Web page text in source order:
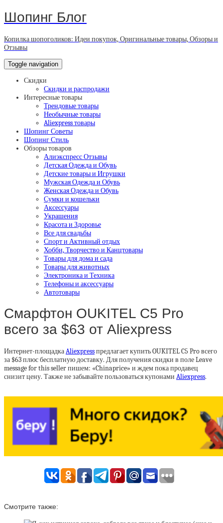
Шопинг Блог
Копилка шопоголиков: Идеи покупок, Оригинальные товары, Обзоры и
Отзывы
Toggle navigation
Скидки
Скидки и распродажи
Интересные товары
Трендовые товары
Необычные товары
Aliexpress товары
Шопинг Советы
Шопинг Стиль
Обзоры товаров
Алиэкспресс Отзывы
Детская Одежда и Обувь
Детские товары и Игрушки
Мужская Одежда и Обувь
Женская Одежда и Обувь
Сумки и кошельки
Аксессуары
Украшения
Красота и Здоровье
Все для свадьбы
Спорт и Активный отдых
Хобби, Творчество и Канцтовары
Товары для дома и сада
Товары для животных
Электроника и Техника
Телефоны и аксессуары
Автотовары
Смарфтон OUKITEL C5 Pro
всего за $63 от Aliexpress
Интернет-площадкаAliexpressпредлагает купить OUKITEL C5 Pro всего
за $63 плюс бесплатную доставку. Для получения скидки в поле Leave
message for this seller пишем: «Chinaprice» и ждем пока продавец
снизит цену. Также не забывайте пользоваться купонами Aliexpress.
Смотрите также: